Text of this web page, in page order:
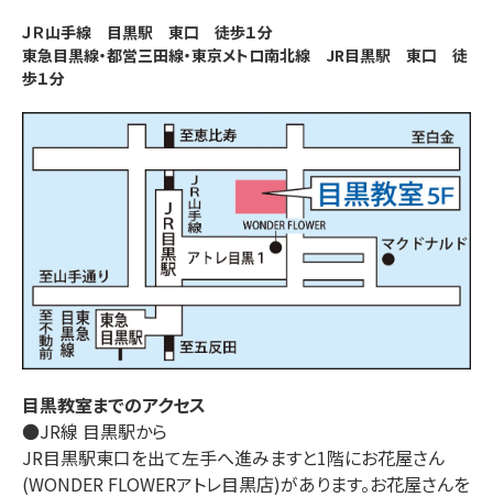
ＪＲ山手線　目黒駅　東口　徒歩１分
東急目黒線・都営三田線・東京メトロ南北線　JR目黒駅　東口　徒
歩１分
目黒教室までのアクセス
●JR線 目黒駅から
JR目黒駅東口を出て左手へ進みますと1階にお花屋さん
(WONDER FLOWERアトレ目黒店)があります。お花屋さんを